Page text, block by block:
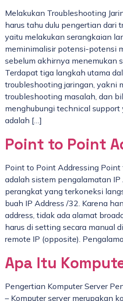
Melakukan Troubleshooting
harus tahu dulu pengertian dari
yaitu melakukan serangkaian
meminimalisir potensi-potensi
sebelum akhirnya menemukan
Terdapat tiga langkah utama
troubleshooting jaringan, yakni
troubleshooting masalah, dan
menghubungi technical
adalah […]
Point to Point
Point to Point Addressing
adalah sistem pengalamatan IP
perangkat yang terkoneksi
buah IP Address /32. Karena
address, tidak ada alamat
harus di setting secara manual
remote IP (opposite).
Apa Itu
Pengertian Komputer Server
– Komputer server merupakan